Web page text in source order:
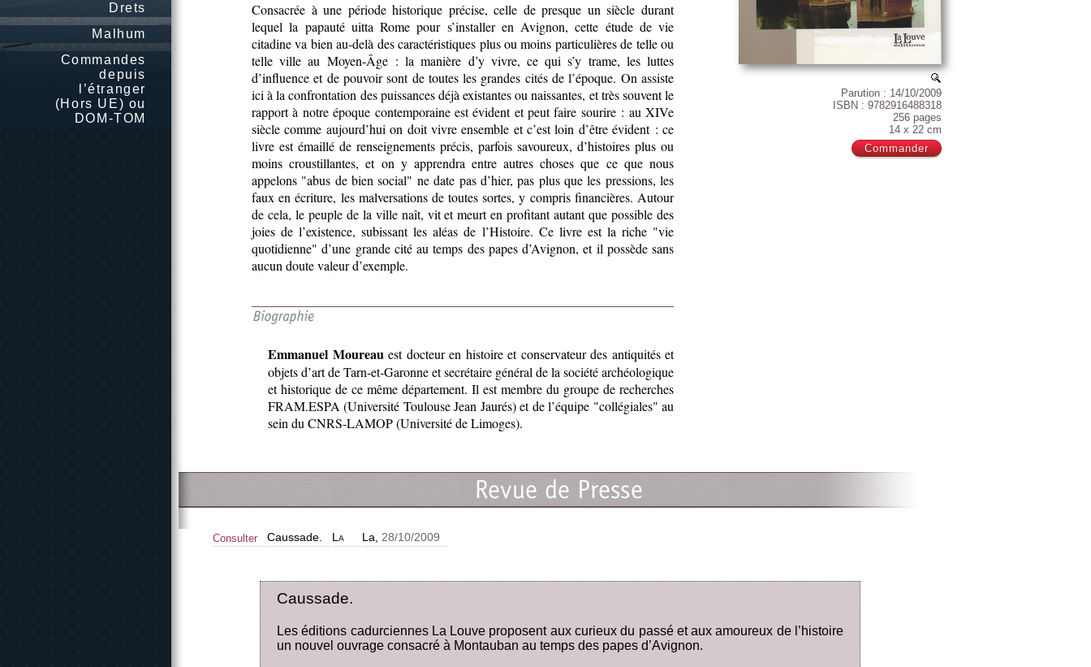
Drets
Malhum
Commandes
depuis
l’étranger
(Hors UE) ou
DOM-TOM
Parution : 14/10/2009
ISBN : 9782916488318
256 pages
14 x 22 cm
Consacrée à une période historique précise, celle de presque un siècle durant
lequel la papauté uitta Rome pour s’installer en Avignon, cette étude de vie
citadine va bien au-delà des caractéristiques plus ou moins particulières de telle ou
telle ville au Moyen-Âge : la manière d’y vivre, ce qui s’y trame, les luttes
d’influence et de pouvoir sont de toutes les grandes cités de l’époque. On assiste
ici à la confrontation des puissances déjà existantes ou naissantes, et très souvent le
rapport à notre époque contemporaine est évident et peut faire sourire : au XIVe
siècle comme aujourd’hui on doit vivre ensemble et c’est loin d’être évident : ce
livre est émaillé de renseignements précis, parfois savoureux, d’histoires plus ou
moins croustillantes, et on y apprendra entre autres choses que ce que nous
appelons "abus de bien social" ne date pas d’hier, pas plus que les pressions, les
faux en écriture, les malversations de toutes sortes, y compris financières. Autour
de cela, le peuple de la ville naît, vit et meurt en profitant autant que possible des
joies de l’existence, subissant les aléas de l’Histoire. Ce livre est la riche "vie
quotidienne" d’une grande cité au temps des papes d’Avignon, et il possède sans
aucun doute valeur d’exemple.
Emmanuel Moureau est docteur en histoire et conservateur des antiquités et
objets d’art de Tarn-et-Garonne et secrétaire général de la société archéologique
et historique de ce même département. Il est membre du groupe de recherches
FRAM.ESPA (Université Toulouse Jean Jaurés) et de l’équipe "collégiales" au
sein du CNRS-LAMOP (Université de Limoges).
Consulter Caussade. La La, 28/10/2009
Caussade.
Les éditions cadurciennes La Louve proposent aux curieux du passé et aux amoureux de l’histoire
un nouvel ouvrage consacré à Montauban au temps des papes d’Avignon.